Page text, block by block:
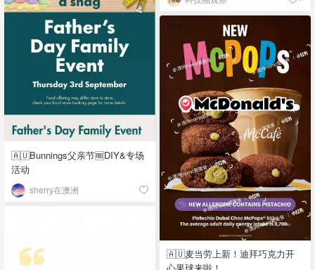
🇦🇺Bunnings父亲节🆓DIY&专场
活动
sherry在澳洲
🇦🇺麦当劳上新！迪拜巧克力开